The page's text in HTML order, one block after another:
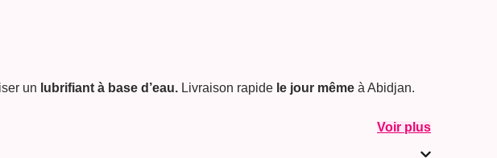
un lubrifiant à base d’eau. Livraison rapide le jour même à Abidjan.
Voir plus